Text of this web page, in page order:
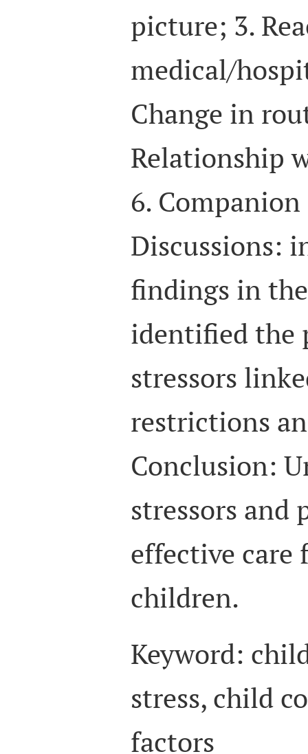
picture; 3.
medical/
Change in
Relationship
6.
Discussions:
findings in
identified the
stressors
restrictions
Conclusion:
stressors and
effective care
children.
Keyword:
stress, child
factors